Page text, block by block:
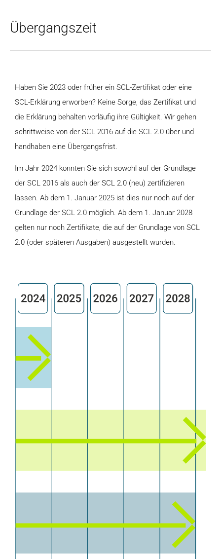
Übergangszeit
Haben Sie 2023 oder früher ein SCL-Zertifikat oder eine
SCL-Erklärung erworben? Keine Sorge, das Zertifikat und
die Erklärung behalten vorläufig ihre Gültigkeit. Wir gehen
schrittweise von der SCL 2016 auf die SCL 2.0 über und
handhaben eine Übergangsfrist.
Im Jahr 2024 konnten Sie sich sowohl auf der Grundlage
der SCL 2016 als auch der SCL 2.0 (neu) zertifizieren
lassen. Ab dem 1. Januar 2025 ist dies nur noch auf der
Grundlage der SCL 2.0 möglich. Ab dem 1. Januar 2028
gelten nur noch Zertifikate, die auf der Grundlage von SCL
2.0 (oder späteren Ausgaben) ausgestellt wurden.